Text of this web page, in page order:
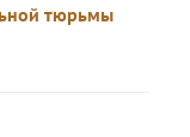
тюрьмы